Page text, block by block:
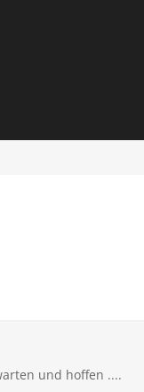
und hoffen ....